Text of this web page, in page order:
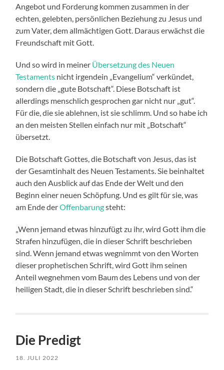
Angebot und Forderung kommen zusammen in der
echten, gelebten, persönlichen Beziehung zu Jesus und
zum Vater, dem allmächtigen Gott. Daraus erwächst die
Freundschaft mit Gott.
Und so wird in meiner Übersetzung des Neuen
Testaments nicht irgendein „Evangelium“ verkündet,
sondern die „gute Botschaft“. Diese Botschaft ist
allerdings menschlich gesprochen gar nicht nur „gut“.
Für die, die sie ablehnen, ist sie schlimm. Und so habe ich
an den meisten Stellen einfach nur mit „Botschaft“
übersetzt.
Die Botschaft Gottes, die Botschaft von Jesus, das ist
der Gesamtinhalt des Neuen Testaments. Sie beinhaltet
auch den Ausblick auf das Ende der Welt und den
Beginn einer neuen Schöpfung. Und es gilt für sie, was
am Ende derOffenbarungsteht:
„Wenn jemand etwas hinzufügt zu ihr, wird Gott ihm die
Strafen hinzufügen, die in dieser Schrift beschrieben
sind. Wenn jemand etwas wegnimmt von den Worten
dieser prophetischen Schrift, wird Gott ihm seinen
Anteil wegnehmen vom Baum des Lebens und von der
heiligen Stadt, die in dieser Schrift beschrieben sind.“
Die Predigt
18. JULI 2022